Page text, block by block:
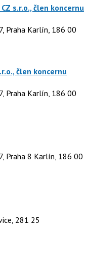
s.r.o., člen koncernu
Praha Karlín, 186 00
člen koncernu
Praha Karlín, 186 00
Praha 8 Karlín, 186 00
281 25